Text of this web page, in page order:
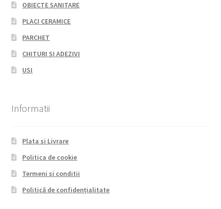
OBIECTE SANITARE
PLACI CERAMICE
PARCHET
CHITURI SI ADEZIVI
USI
Informatii
Plata si Livrare
Politica de cookie
Termeni si conditii
Politică de confidențialitate